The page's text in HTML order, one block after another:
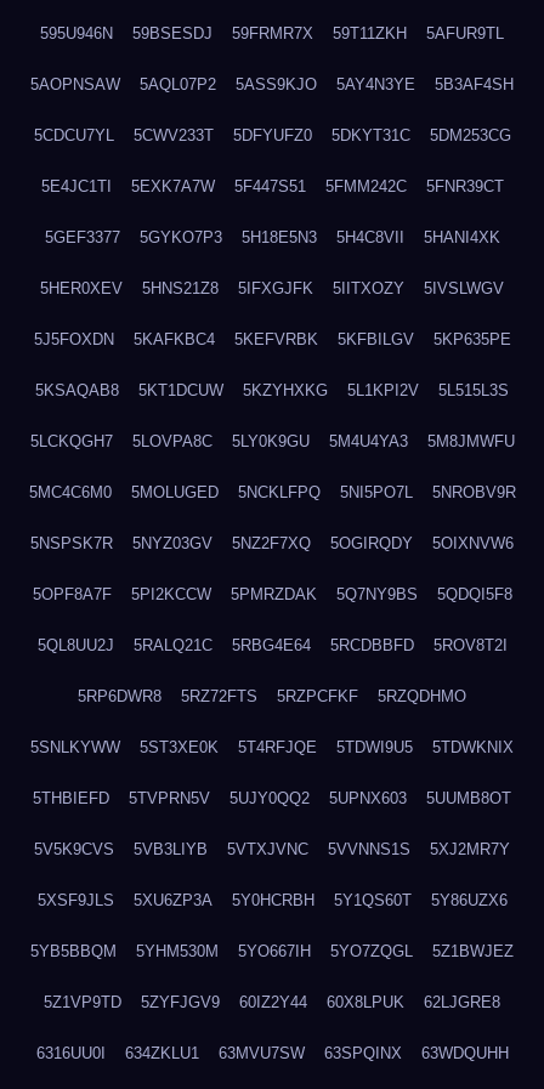
595U946N 59BSESDJ 59FRMR7X 59T11ZKH 5AFUR9TL
5AOPNSAW 5AQL07P2 5ASS9KJO 5AY4N3YE 5B3AF4SH
5CDCU7YL 5CWV233T 5DFYUFZ0 5DKYT31C 5DM253CG
5E4JC1TI 5EXK7A7W 5F447S51 5FMM242C 5FNR39CT
5GEF3377 5GYKO7P3 5H18E5N3 5H4C8VII 5HANI4XK
5HER0XEV 5HNS21Z8 5IFXGJFK 5IITXOZY 5IVSLWGV
5J5FOXDN 5KAFKBC4 5KEFVRBK 5KFBILGV 5KP635PE
5KSAQAB8 5KT1DCUW 5KZYHXKG 5L1KPI2V 5L515L3S
5LCKQGH7 5LOVPA8C 5LY0K9GU 5M4U4YA3 5M8JMWFU
5MC4C6M0 5MOLUGED 5NCKLFPQ 5NI5PO7L 5NROBV9R
5NSPSK7R 5NYZ03GV 5NZ2F7XQ 5OGIRQDY 5OIXNVW6
5OPF8A7F 5PI2KCCW 5PMRZDAK 5Q7NY9BS 5QDQI5F8
5QL8UU2J 5RALQ21C 5RBG4E64 5RCDBBFD 5ROV8T2I
5RP6DWR8 5RZ72FTS 5RZPCFKF 5RZQDHMO
5SNLKYWW 5ST3XE0K 5T4RFJQE 5TDWI9U5 5TDWKNIX
5THBIEFD 5TVPRN5V 5UJY0QQ2 5UPNX603 5UUMB8OT
5V5K9CVS 5VB3LIYB 5VTXJVNC 5VVNNS1S 5XJ2MR7Y
5XSF9JLS 5XU6ZP3A 5Y0HCRBH 5Y1QS60T 5Y86UZX6
5YB5BBQM 5YHM530M 5YO667IH 5YO7ZQGL 5Z1BWJEZ
5Z1VP9TD 5ZYFJGV9 60IZ2Y44 60X8LPUK 62LJGRE8
6316UU0I 634ZKLU1 63MVU7SW 63SPQINX 63WDQUHH